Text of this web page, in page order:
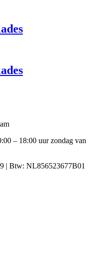
– 18:00 uur zondag van
| Btw: NL856523677B01